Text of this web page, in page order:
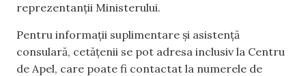
reprezentanții Ministerului.
Pentru informații suplimentare și asistență
consulară, cetățenii se pot adresa inclusiv la Centru
de Apel, care poate fi contactat la numerele de